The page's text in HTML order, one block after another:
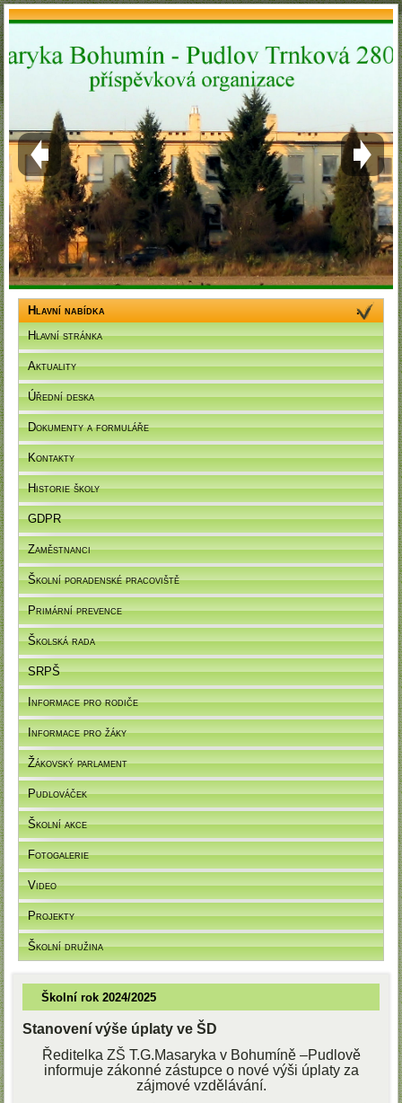
Hlavní nabídka
Hlavní stránka
Aktuality
Úřední deska
Dokumenty a formuláře
Kontakty
Historie školy
GDPR
Zaměstnanci
Školní poradenské pracoviště
Primární prevence
Školská rada
SRPŠ
Informace pro rodiče
Informace pro žáky
Žákovský parlament
Pudlováček
Školní akce
Fotogalerie
Video
Projekty
Školní družina
Školní rok 2024/2025
Stanovení výše úplaty ve ŠD
Ředitelka ZŠ T.G.Masaryka v Bohumíně –Pudlově
informuje zákonné zástupce o nové výši úplaty za
zájmové vzdělávání.